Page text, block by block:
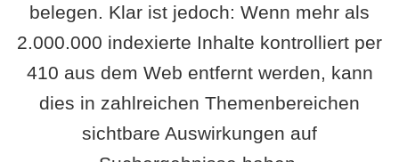
belegen. Klar ist jedoch: Wenn mehr als
2.000.000 indexierte Inhalte kontrolliert per
410 aus dem Web entfernt werden, kann
dies in zahlreichen Themenbereichen
sichtbare Auswirkungen auf